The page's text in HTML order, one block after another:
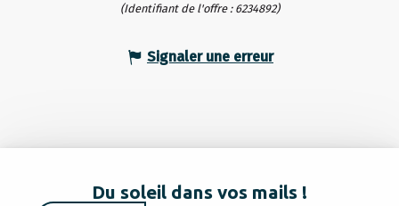
(Identifiant de l'offre : 6234892)
Signaler une erreur
Du soleil dans vos mails !